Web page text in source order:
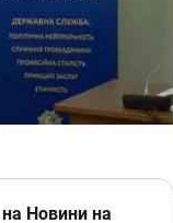
Новини на